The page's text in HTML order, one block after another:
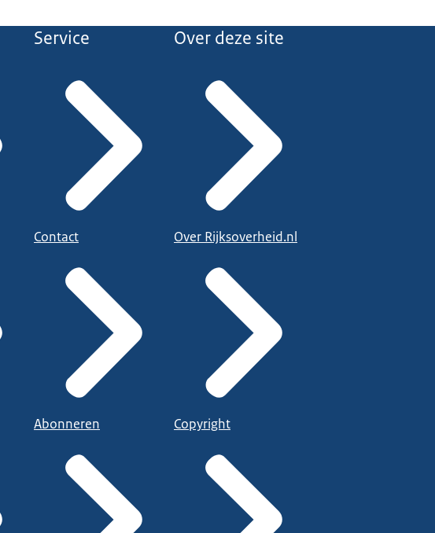
Service
Contact
Abonneren
Over deze site
Over Rijksoverheid.nl
Copyright